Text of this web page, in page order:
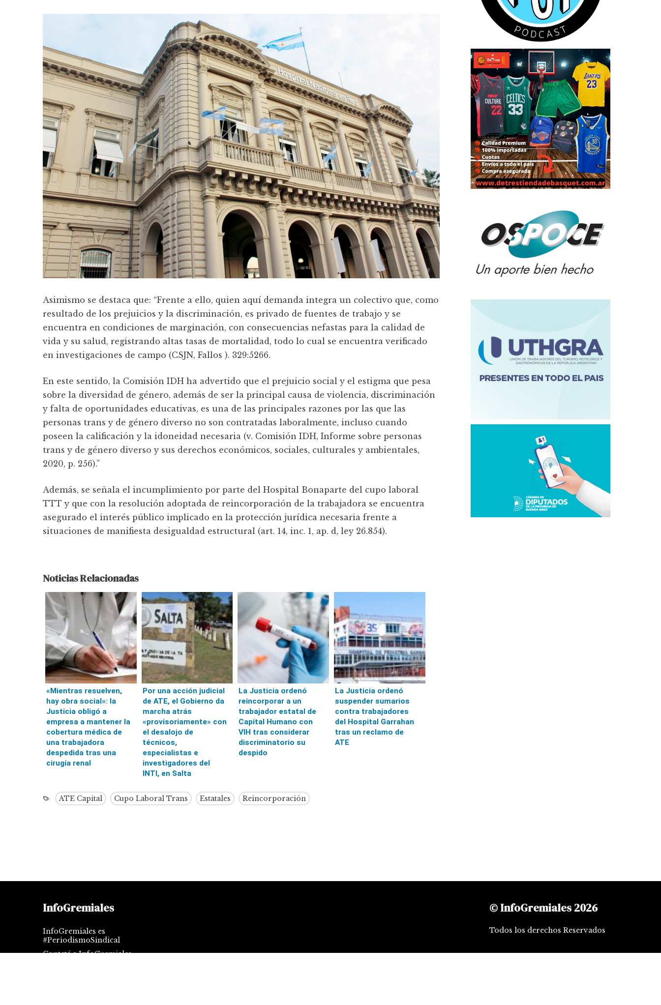
Asimismo se destaca que: “Frente a ello, quien aquí demanda integra un colectivo que, como
resultado de los prejuicios y la discriminación, es privado de fuentes de trabajo y se
encuentra en condiciones de marginación, con consecuencias nefastas para la calidad de
vida y su salud, registrando altas tasas de mortalidad, todo lo cual se encuentra verificado
en investigaciones de campo (CSJN, Fallos ). 329:5266.
En este sentido, la Comisión IDH ha advertido que el prejuicio social y el estigma que pesa
sobre la diversidad de género, además de ser la principal causa de violencia, discriminación
y falta de oportunidades educativas, es una de las principales razones por las que las
personas trans y de género diverso no son contratadas laboralmente, incluso cuando
poseen la calificación y la idoneidad necesaria (v. Comisión IDH, Informe sobre personas
trans y de género diverso y sus derechos económicos, sociales, culturales y ambientales,
2020, p. 256).”
Además, se señala el incumplimiento por parte del Hospital Bonaparte del cupo laboral
TTT y que con la resolución adoptada de reincorporación de la trabajadora se encuentra
asegurado el interés público implicado en la protección jurídica necesaria frente a
situaciones de manifiesta desigualdad estructural (art. 14, inc. 1, ap. d, ley 26.854).
Noticias Relacionadas
«Mientras resuelven,
hay obra social»: la
Justicia obligó a
empresa a mantener la
cobertura médica de
una trabajadora
despedida tras una
cirugía renal
Por una acción judicial
de ATE, el Gobierno da
marcha atrás
«provisoriamente» con
el desalojo de
técnicos,
especialistas e
investigadores del
INTI, en Salta
La Justicia ordenó
reincorporar a un
trabajador estatal de
Capital Humano con
VIH tras considerar
discriminatorio su
despido
La Justicia ordenó
suspender sumarios
contra trabajadores
del Hospital Garrahan
tras un reclamo de
ATE
ATE Capital Cupo Laboral Trans Estatales Reincorporación
InfoGremiales
InfoGremiales es
#PeriodismoSindical
Contctá a InfoGremiales
© InfoGremiales 2026
Todos los derechos Reservados